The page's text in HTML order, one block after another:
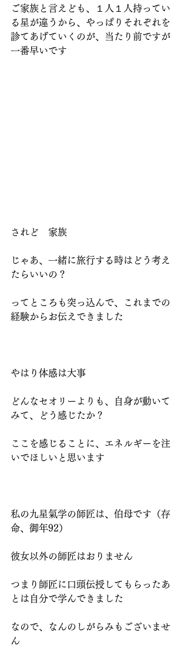
ご家族と言えども、１人１人持ってい
る星が違うから、やっぱりそれぞれを
診てあげていくのが、当たり前ですが
一番早いです
されど　家族
じゃあ、一緒に旅行する時はどう考え
たらいいの？
ってところも突っ込んで、これまでの
経験からお伝えできました
やはり体感は大事
どんなセオリーよりも、自身が動いて
みて、どう感じたか？
ここを感じることに、エネルギーを注
いでほしいと思います
私の九星氣学の師匠は、伯母です（存
命、御年92）
彼女以外の師匠はおりません
つまり師匠に口頭伝授してもらったあ
とは自分で学んできました
なので、なんのしがらみもございませ
ん